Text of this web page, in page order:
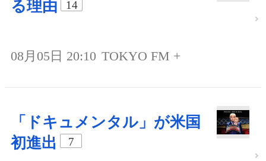
る理由
14
08月05日 20:10 TOKYO FM +
「ドキュメンタル」が米国
初進出
7